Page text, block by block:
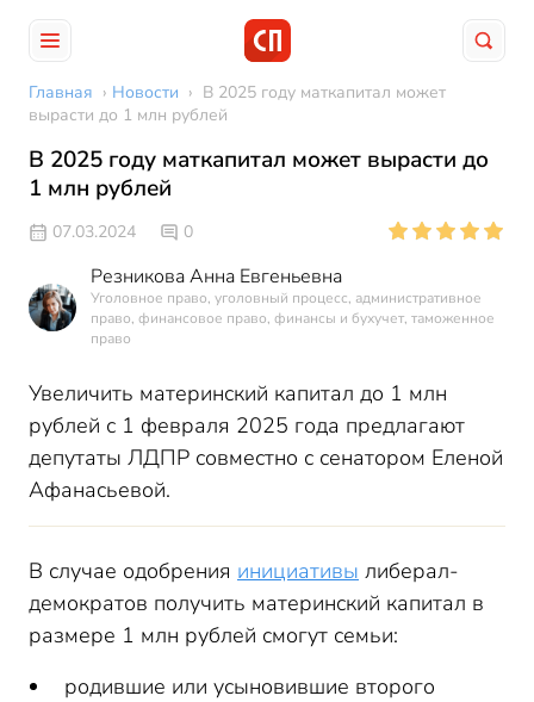
Главная › Новости › В 2025 году маткапитал может
вырасти до 1 млн рублей
В 2025 году маткапитал может вырасти до
1 млн рублей
07.03.2024 0
Резникова Анна Евгеньевна
Уголовное право, уголовный процесс, административное
право, финансовое право, финансы и бухучет, таможенное
право
Увеличить материнский капитал до 1 млн
рублей с 1 февраля 2025 года предлагают
депутаты ЛДПР совместно с сенатором Еленой
Афанасьевой.
В случае одобрения инициативы либерал-
демократов получить материнский капитал в
размере 1 млн рублей смогут семьи:
родившие или усыновившие второго